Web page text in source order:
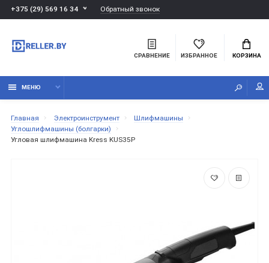
+375 (29) 569 16 34 Обратный звонок
СРАВНЕНИЕ ИЗБРАННОЕ КОРЗИНА
МЕНЮ
Главная Электроинструмент
Шлифмашины
Углошлифмашины (болгарки)
Угловая шлифмашина Kress KUS35P